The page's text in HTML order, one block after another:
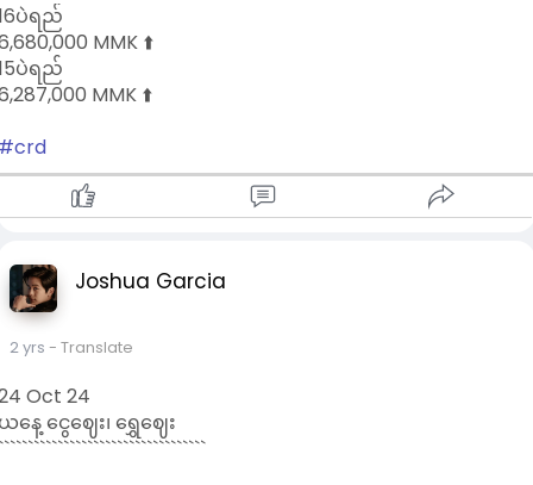
ပဲရည်
MMK ⬆️
ပဲရည်
MMK ⬆️
Joshua Garcia
2 yrs - Translate
Oct 24
နေ့ ငွေဈေး၊ ရွှေဈေး